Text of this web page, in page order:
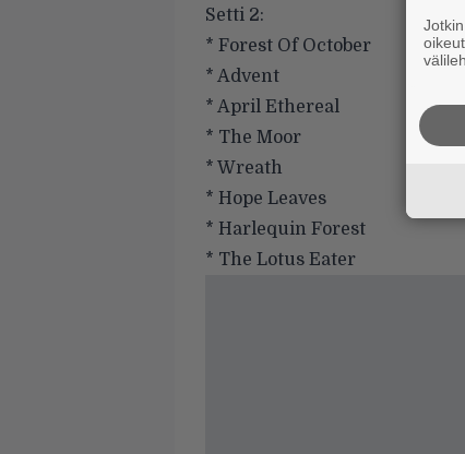
Setti 2:
* Forest Of October
* Advent
* April Ethereal
* The Moor
* Wreath
* Hope Leaves
* Harlequin Forest
* The Lotus Eater